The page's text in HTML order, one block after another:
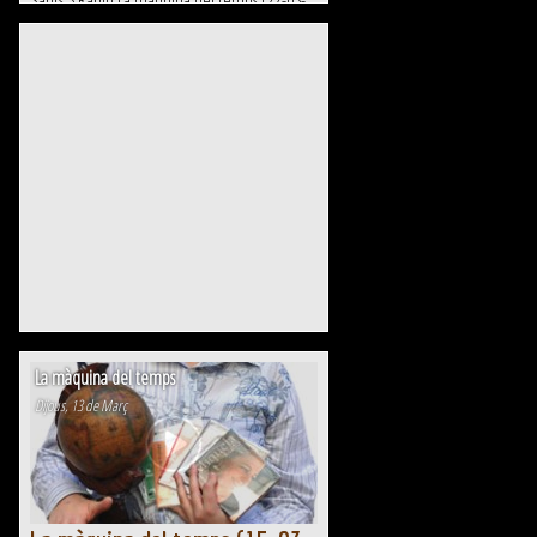
2025) a Sants 3 Ràdio La màquina del temps
La màquina del temps
Dijous, 13 de Març